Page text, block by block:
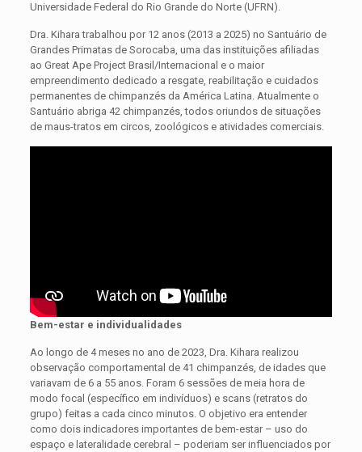
Universidade Federal do Rio Grande do Norte (UFRN).
Dra. Kihara trabalhou por 12 anos (2013 a 2025) no Santuário de
Grandes Primatas de Sorocaba, uma das instituições afiliadas
ao Great Ape Project Brasil/Internacional e o maior
empreendimento dedicado a resgate, reabilitação e cuidados
permanentes de chimpanzés da América Latina. Atualmente o
Santuário abriga 42 chimpanzés, todos oriundos de situações
de maus-tratos em circos, zoológicos e atividades comerciais.
Bem-estar e individualidades
Ao longo de 4 meses no ano de 2023, Dra. Kihara realizou
observação comportamental de 41 chimpanzés, de idades que
variavam de 6 a 55 anos. Foram 6 sessões de meia hora de
modo focal (específico em indivíduos) e scans (retratos do
grupo) feitas a cada cinco minutos. O objetivo era entender
como dois indicadores importantes de bem-estar – uso do
espaço e lateralidade cerebral – poderiam ser influenciados por